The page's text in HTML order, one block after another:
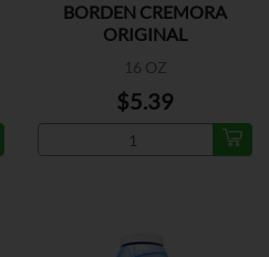
BORDEN CREMORA
ORIGINAL
16 OZ
$5.39